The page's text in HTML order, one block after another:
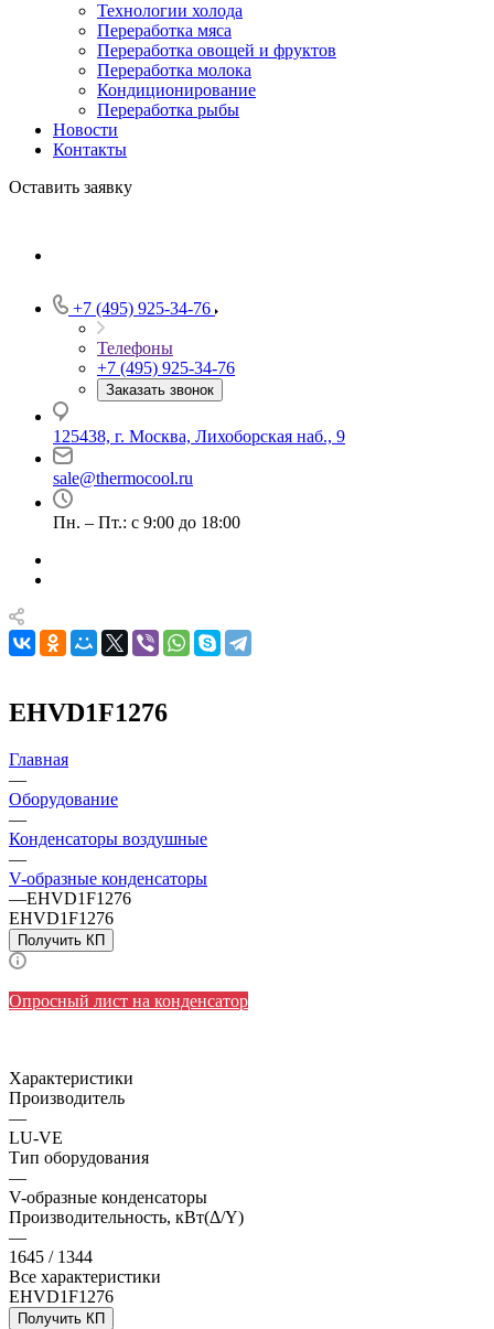
Технологии холода
Переработка мяса
Переработка овощей и фруктов
Переработка молока
Кондиционирование
Переработка рыбы
Новости
Контакты
Оставить заявку
+7 (495) 925-34-76
Телефоны
+7 (495) 925-34-76
Заказать звонок
125438, г. Москва, Лихоборская наб., 9
sale@thermocool.ru
Пн. – Пт.: с 9:00 до 18:00
EHVD1F1276
Главная
—
Оборудование
—
Конденсаторы воздушные
—
V-образные конденсаторы
—EHVD1F1276
EHVD1F1276
Получить КП
Опросный лист на конденсатор
Характеристики
Производитель
—
LU-VE
Тип оборудования
—
V-образные конденсаторы
Производительность, кВт(Δ/Y)
—
1645 / 1344
Все характеристики
EHVD1F1276
Получить КП